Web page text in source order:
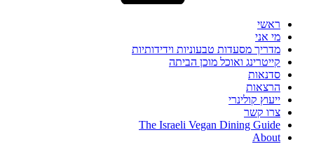
ראשי
מי אני
מדריך מסעדות טבעוניות וידידותיות
קייטרינג ואוכל מוכן הביתה
סדנאות
הרצאות
ייעוץ קולינרי
צרו קשר
The Israeli Vegan Dining Guide
About